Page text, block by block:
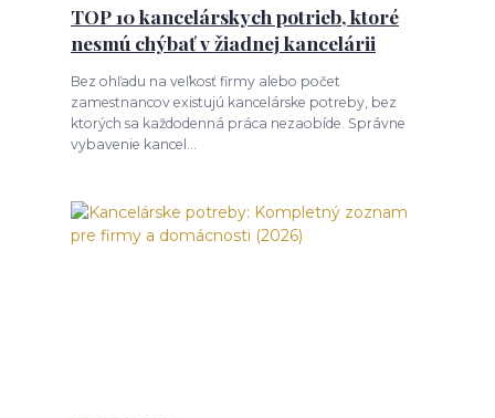
TOP 10 kancelárskych potrieb, ktoré
nesmú chýbať v žiadnej kancelárii
Bez ohľadu na veľkosť firmy alebo počet
zamestnancov existujú kancelárske potreby, bez
ktorých sa každodenná práca nezaobíde. Správne
vybavenie kancel...